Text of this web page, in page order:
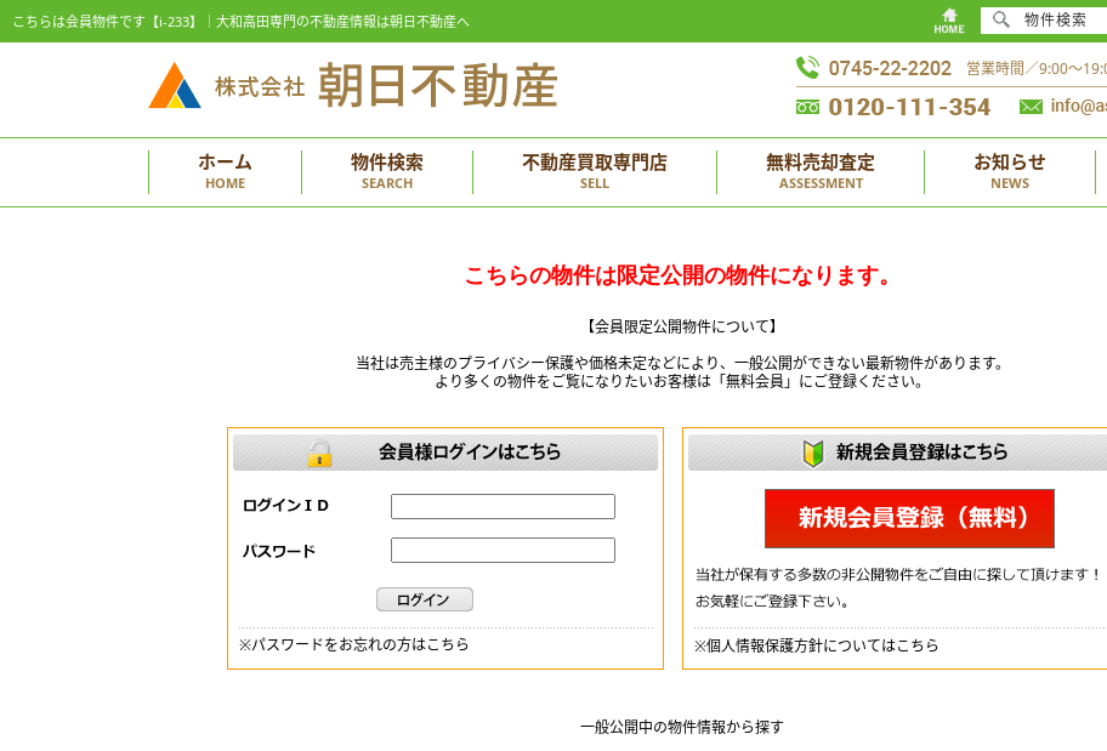
こちらは会員物件です【i-233】｜大和高田専門の不動産情報は朝日不動産へ
営業時間／9:00～
ホーム
HOME
物件検索
SEARCH
不動産買取専門店
SELL
無料売却査定
ASSESSMENT
お知らせ
NEWS
こちらの物件は限定公開の物件になります。
【会員限定公開物件について】
当社は売主様のプライバシー保護や価格未定などにより、一般公開ができない最新物件があります。
より多くの物件をご覧になりたいお客様は「無料会員」にご登録ください。
※パスワードをお忘れの方はこちら ※個人情報保護方針についてはこちら
一般公開中の物件情報から探す
物件検索